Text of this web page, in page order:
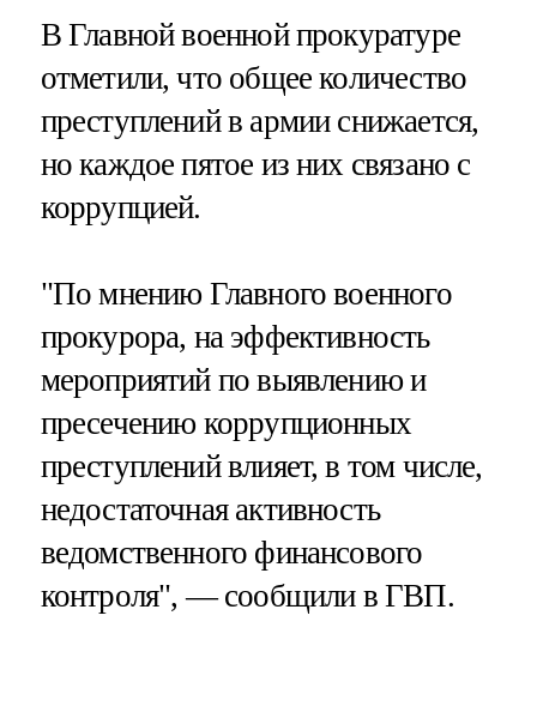
В Главной военной прокуратуре
отметили, что общее количество
преступлений в армии снижается,
но каждое пятое из них связано с
коррупцией.
"По мнению Главного военного
прокурора, на эффективность
мероприятий по выявлению и
пресечению коррупционных
преступлений влияет, в том числе,
недостаточная активность
ведомственного финансового
контроля", — сообщили в ГВП.